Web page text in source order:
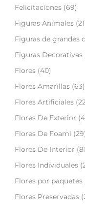
Felicitaciones (69)
Figuras Animales
Figuras de grandes
Figuras Decorativas
Flores (40)
Flores Amarillas (63)
Flores Artificiales
Flores De Exterior
Flores De Foami (29)
Flores De Interior
Flores Individuales
Flores por paquetes
Flores Preservadas